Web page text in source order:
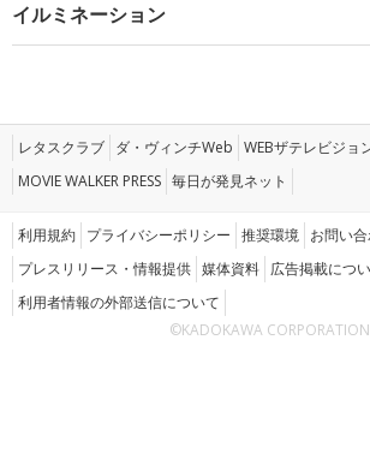
イルミネーション
レタスクラブ ダ・ヴィンチWeb WEBザテレビジョ
MOVIE WALKER PRESS 毎日が発見ネット
利用規約 プライバシーポリシー 推奨環境 お問い
プレスリリース・情報提供 媒体資料 広告掲載につ
利用者情報の外部送信について
©KADOKAWA CORPORATION